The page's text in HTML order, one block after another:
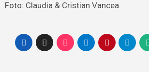
Foto: Claudia & Cristian Vancea